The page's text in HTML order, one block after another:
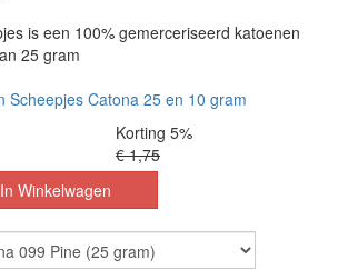
is een 100% gemerceriseerd katoenen
25 gram
Scheepjes Catona 25 en 10 gram
Korting 5%
€ 1,75